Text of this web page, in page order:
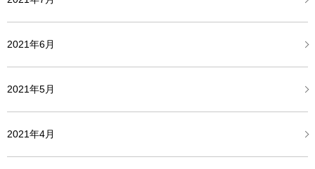
2021年6月
2021年5月
2021年4月